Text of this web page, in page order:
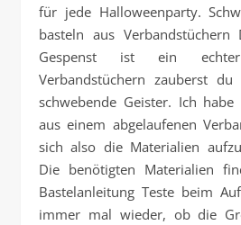
für jede Halloweenparty.
basteln aus Verbandstüchern
Gespenst ist ein
Verbandstüchern zauberst
schwebende Geister. Ich
aus einem abgelaufenen
sich also die Materialien
Die benötigten Materialien
Bastelanleitung Teste beim
immer mal wieder, ob die